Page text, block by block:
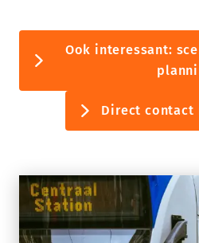
Ook interessant:
Direct contact